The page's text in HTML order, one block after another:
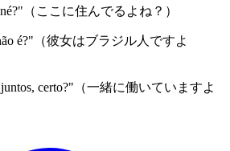
（ここに住んでるよね？）
é?"（彼女はブラジル人ですよ
juntos, certo?"（一緒に働いていますよ